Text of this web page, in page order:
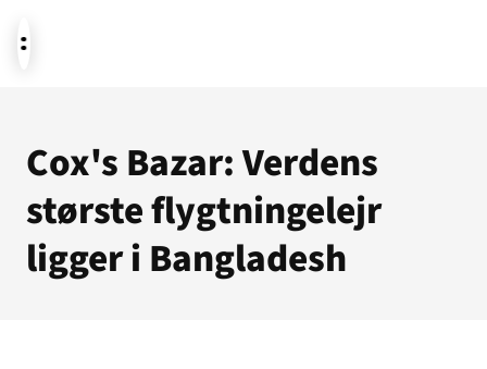
Aktuelt
Støt
Cox's Bazar: Verdens
største flygtningelejr
ligger i Bangladesh